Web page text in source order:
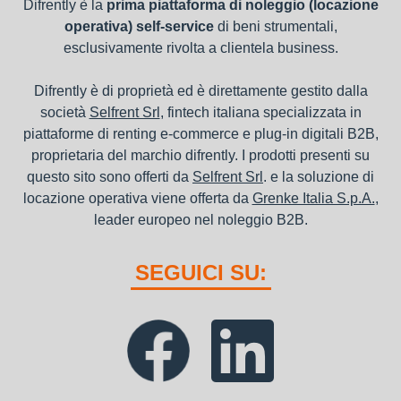
Difrently è la prima piattaforma di noleggio (locazione
operativa) self-servicedi beni strumentali,
esclusivamente rivolta a clientela business.
Difrently è di proprietà ed è direttamente gestito dalla
società Selfrent Srl , fintech italiana specializzata in
piattaforme di renting e-commerce e plug-in digitali B2B,
proprietaria del marchio difrently. I prodotti presenti su
questo sito sono offerti da Selfrent Srl . e la soluzione di
locazione operativa viene offerta da Grenke Italia S.p.A.,
leader europeo nel noleggio B2B.
SEGUICI SU: